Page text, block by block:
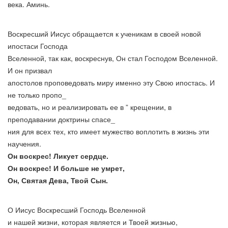
века. Аминь.
Воскресший Иисус обращается к ученикам в своей новой
ипостаси Господа
Вселенной, так как, воскреснув, Он стал Господом Вселенной.
И он призвал
апостолов проповедовать миру именно эту Свою ипостась. И
не только пропо_
ведовать, но и реализировать ее в ” крещении, в
преподавании доктрины спасе_
ния для всех тех, кто имеет мужество воплотить в жизнь эти
научения.
Он воскрес! Ликует сердце.
Он воскрес! И больше не умрет,
Он, Святая Дева, Твой Сын.
О Иисус Воскресший Господь Вселенной
и нашей жизни, которая является и Твоей жизнью,